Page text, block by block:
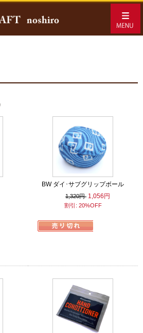
BW ダイ･サブグリップボール
1,320円 1,056円
割引: 20%OFF